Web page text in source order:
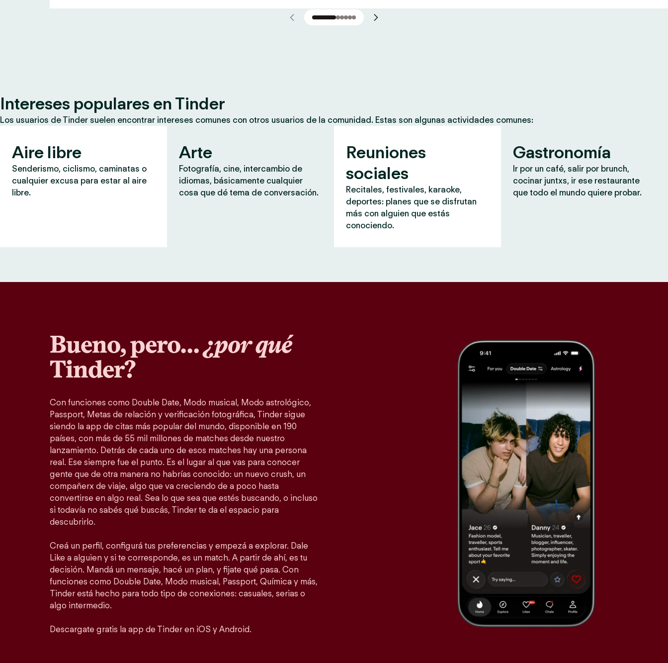
Intereses populares en Tinder
Los usuarios de Tinder suelen encontrar intereses comunes con otros usuarios de la comunidad. Estas son algunas actividades comunes:
Aire libre
Senderismo, ciclismo, caminatas o
cualquier excusa para estar al aire
libre.
Arte
Fotografía, cine, intercambio de
idiomas, básicamente cualquier
cosa que dé tema de conversación.
Reuniones
sociales
Recitales, festivales, karaoke,
deportes: planes que se disfrutan
más con alguien que estás
conociendo.
Gastronomía
Ir por un café, salir por brunch,
cocinar juntxs, ir ese restaurante
que todo el mundo quiere probar.
Bueno, pero…¿por qué
Tinder?
Con funciones como Double Date, Modo musical, Modo astrológico,
Passport, Metas de relación y verificación fotográfica, Tinder sigue
siendo la app de citas más popular del mundo, disponible en 190
países, con más de 55 mil millones de matches desde nuestro
lanzamiento. Detrás de cada uno de esos matches hay una persona
real. Ese siempre fue el punto. Es el lugar al que vas para conocer
gente que de otra manera no habrías conocido: un nuevo crush, un
compañerx de viaje, algo que va creciendo de a poco hasta
convertirse en algo real. Sea lo que sea que estés buscando, o incluso
si todavía no sabés qué buscás, Tinder te da el espacio para
descubrirlo.
Creá un perfil, configurá tus preferencias y empezá a explorar. Dale
Like a alguien y si te corresponde, es un match. A partir de ahí, es tu
decisión. Mandá un mensaje, hacé un plan, y fijate qué pasa. Con
funciones como Double Date, Modo musical, Passport, Química y más,
Tinder está hecho para todo tipo de conexiones: casuales, serias o
algo intermedio.
Descargate gratis la app de Tinder en iOS y Android.